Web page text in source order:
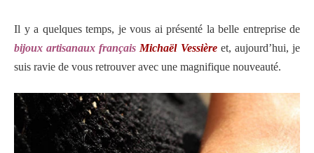
Il y a quelques temps, je vous ai présenté la belle entreprise de
bijoux artisanaux français Michaël Vessièreet, aujourd’hui, je
suis ravie de vous retrouver avec une magnifique nouveauté.